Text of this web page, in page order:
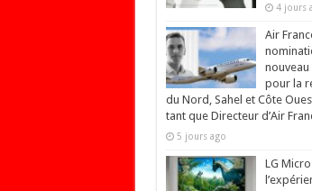
4 jours
Air
nouveau
pour la
du Nord, Sahel et Côte
tant que Directeur d’Air
5 jours ago
LG